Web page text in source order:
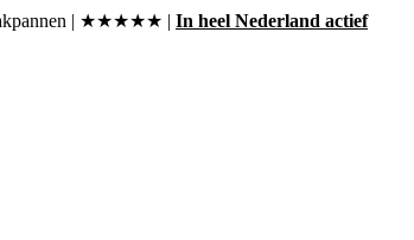
dakpannen | ★★★★★ | In heel Nederland actief